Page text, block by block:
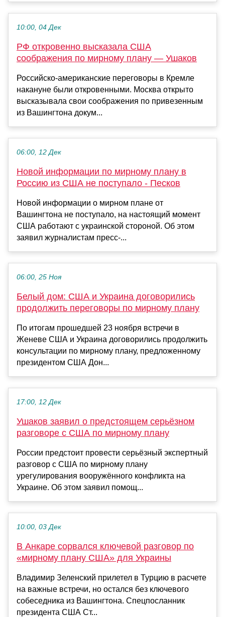
10:00, 04 Дек
РФ откровенно высказала США
соображения по мирному плану — Ушаков
Российско-американские переговоры в Кремле
накануне были откровенными. Москва открыто
высказывала свои соображения по привезенным
из Вашингтона докум...
06:00, 12 Дек
Новой информации по мирному плану в
Россию из США не поступало - Песков
Новой информации о мирном плане от
Вашингтона не поступало, на настоящий момент
США работают с украинской стороной. Об этом
заявил журналистам пресс-...
06:00, 25 Ноя
Белый дом: США и Украина договорились
продолжить переговоры по мирному плану
По итогам прошедшей 23 ноября встречи в
Женеве США и Украина договорились продолжить
консультации по мирному плану, предложенному
президентом США Дон...
17:00, 12 Дек
Ушаков заявил о предстоящем серьёзном
разговоре с США по мирному плану
России предстоит провести серьёзный экспертный
разговор с США по мирному плану
урегулирования вооружённого конфликта на
Украине. Об этом заявил помощ...
10:00, 03 Дек
В Анкаре сорвался ключевой разговор по
«мирному плану США» для Украины
Владимир Зеленский прилетел в Турцию в расчете
на важные встречи, но остался без ключевого
собеседника из Вашингтона. Спецпосланник
президента США Ст...